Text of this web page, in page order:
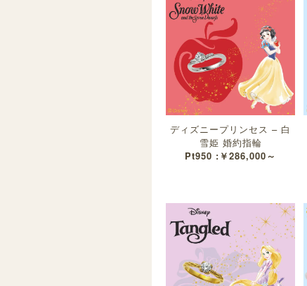
ディズニープリンセス – 白
雪姫 婚約指輪
Pt950 :￥286,000～